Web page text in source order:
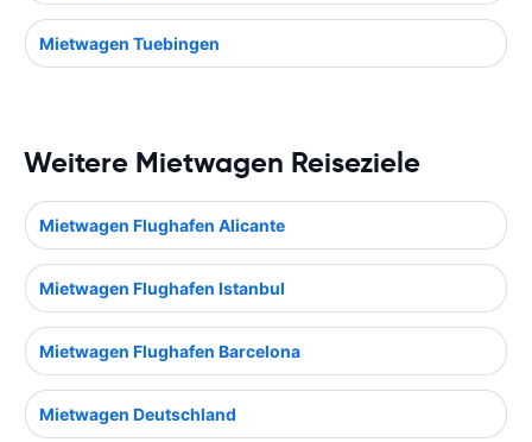
Mietwagen Tuebingen
Weitere Mietwagen Reiseziele
Mietwagen Flughafen Alicante
Mietwagen Flughafen Istanbul
Mietwagen Flughafen Barcelona
Mietwagen Deutschland